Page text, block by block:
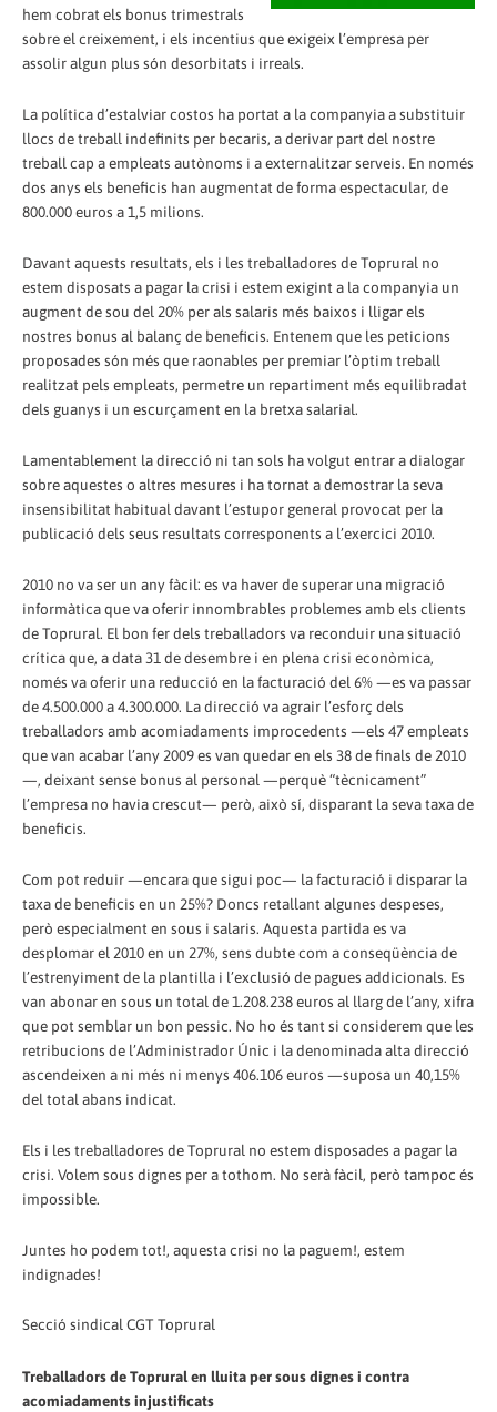
hem cobrat els bonus trimestrals
sobre el creixement, i els incentius que exigeix l’empresa per
assolir algun plus són desorbitats i irreals.
La política d’estalviar costos ha portat a la companyia a substituir
llocs de treball indefinits per becaris, a derivar part del nostre
treball cap a empleats autònoms i a externalitzar serveis. En només
dos anys els beneficis han augmentat de forma espectacular, de
800.000 euros a 1,5 milions.
Davant aquests resultats, els i les treballadores de Toprural no
estem disposats a pagar la crisi i estem exigint a la companyia un
augment de sou del 20% per als salaris més baixos i lligar els
nostres bonus al balanç de beneficis. Entenem que les peticions
proposades són més que raonables per premiar l’òptim treball
realitzat pels empleats, permetre un repartiment més equilibradat
dels guanys i un escurçament en la bretxa salarial.
Lamentablement la direcció ni tan sols ha volgut entrar a dialogar
sobre aquestes o altres mesures i ha tornat a demostrar la seva
insensibilitat habitual davant l’estupor general provocat per la
publicació dels seus resultats corresponents a l’exercici 2010.
2010 no va ser un any fàcil: es va haver de superar una migració
informàtica que va oferir innombrables problemes amb els clients
de Toprural. El bon fer dels treballadors va reconduir una situació
crítica que, a data 31 de desembre i en plena crisi econòmica,
només va oferir una reducció en la facturació del 6% —es va passar
de 4.500.000 a 4.300.000. La direcció va agrair l’esforç dels
treballadors amb acomiadaments improcedents —els 47 empleats
que van acabar l’any 2009 es van quedar en els 38 de finals de 2010
—, deixant sense bonus al personal —perquè “tècnicament”
l’empresa no havia crescut— però, això sí, disparant la seva taxa de
beneficis.
Com pot reduir —encara que sigui poc— la facturació i disparar la
taxa de beneficis en un 25%? Doncs retallant algunes despeses,
però especialment en sous i salaris. Aquesta partida es va
desplomar el 2010 en un 27%, sens dubte com a conseqüència de
l’estrenyiment de la plantilla i l’exclusió de pagues addicionals. Es
van abonar en sous un total de 1.208.238 euros al llarg de l’any, xifra
que pot semblar un bon pessic. No ho és tant si considerem que les
retribucions de l’Administrador Únic i la denominada alta direcció
ascendeixen a ni més ni menys 406.106 euros —suposa un 40,15%
del total abans indicat.
Els i les treballadores de Toprural no estem disposades a pagar la
crisi. Volem sous dignes per a tothom. No serà fàcil, però tampoc és
impossible.
Juntes ho podem tot!, aquesta crisi no la paguem!, estem
indignades!
Secció sindical CGT Toprural
Treballadors de Toprural en lluita per sous dignes i contra
acomiadaments injustificats